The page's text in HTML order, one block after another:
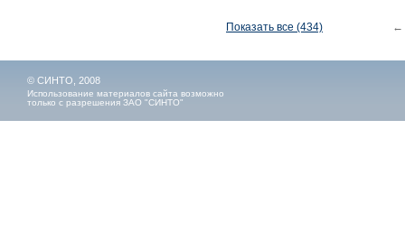
Показать все (434) ←
© СИНТО, 2008
Использование материалов сайта возможно
только с разрешения ЗАО "СИНТО"